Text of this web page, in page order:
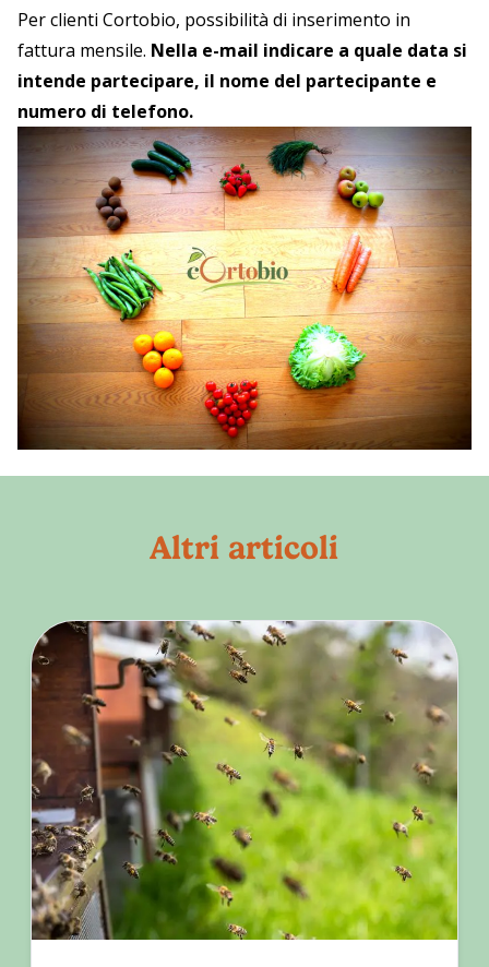
Per clienti Cortobio, possibilità di inserimento in
fattura mensile. Nella e-mail indicare a quale data si
intende partecipare, il nome del partecipante e
numero di telefono.
Altri articoli